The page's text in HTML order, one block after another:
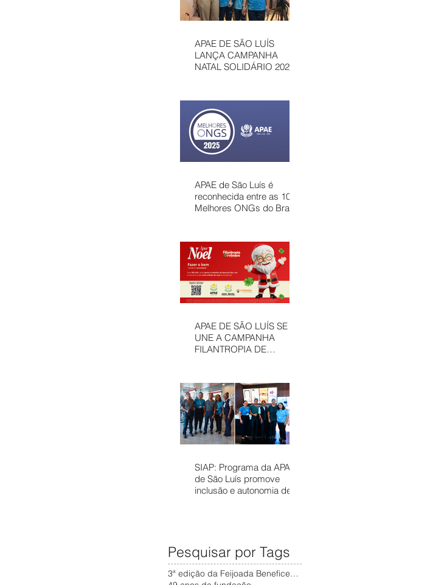
APAE DE SÃO LUÍS
LANÇA CAMPANHA
NATAL SOLIDÁRIO 2025
COMUNIDADE E
FORTALECER
ATENDIMENTOS
GRATUITOS NO
MARANHÃO
APAE de São Luís é
reconhecida entre as 100
Melhores ONGs do Brasil
APAE DE SÃO LUÍS SE
UNE A CAMPANHA
FILANTROPIA DE
SERVIÇOS
ASSISTÊNCIAIS
SIAP: Programa da APAE
de São Luís promove
inclusão e autonomia de
Pesquisar por Tags
3ª edição da Feijoada Beneficente da APAE